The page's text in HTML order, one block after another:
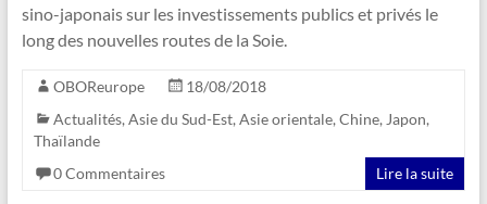
sino-japonais sur les investissements publics et privés le
long des nouvelles routes de la Soie.
OBOReurope
18/08/2018
Actualités, Asie du Sud-Est, Asie orientale, Chine, Japon,
Thaïlande
0 Commentaires
Lire la suite